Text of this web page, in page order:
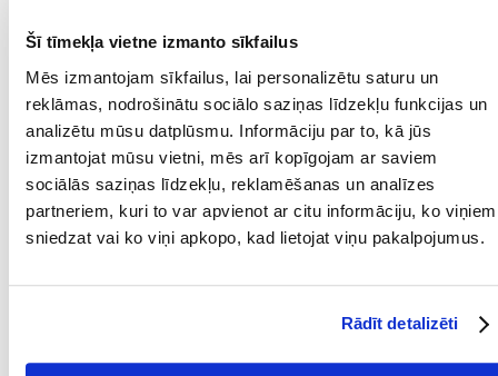
Šī tīmekļa vietne izmanto sīkfailus
Mēs izmantojam sīkfailus, lai personalizētu saturu un
reklāmas, nodrošinātu sociālo saziņas līdzekļu funkcijas un
analizētu mūsu datplūsmu. Informāciju par to, kā jūs
izmantojat mūsu vietni, mēs arī kopīgojam ar saviem
sociālās saziņas līdzekļu, reklamēšanas un analīzes
partneriem, kuri to var apvienot ar citu informāciju, ko viņiem
sniedzat vai ko viņi apkopo, kad lietojat viņu pakalpojumus.
Rādīt detalizēti
var dot tai vērtējumu. Ar zvaigznītēm norādītais vērtējums ir
vidējais no visiem vērtējumiem. Pēc atsauksmju apstrādes mēs
publicēsim gan pozitīvus, gan negatīvus vērtējumus.
Atsauksmes
UZRAKSTĪT ATSAUKSMI
karto ????